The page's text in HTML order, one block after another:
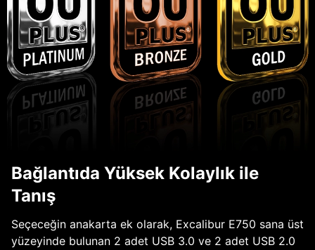
Bağlantıda Yüksek Kolaylık ile
Tanış
Seçeceğin anakarta ek olarak, Excalibur E750 sana üst
yüzeyinde bulunan 2 adet USB 3.0 ve 2 adet USB 2.0